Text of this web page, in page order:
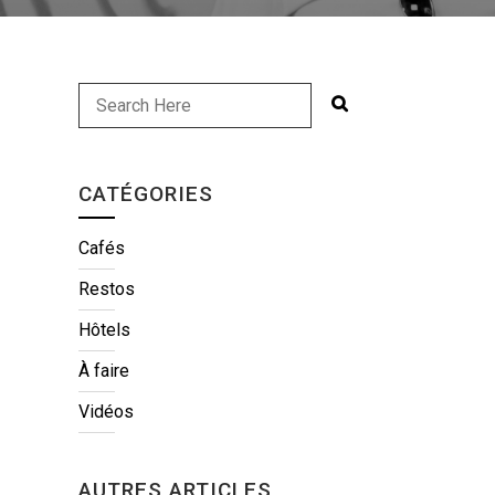
CATÉGORIES
Cafés
Restos
Hôtels
À faire
Vidéos